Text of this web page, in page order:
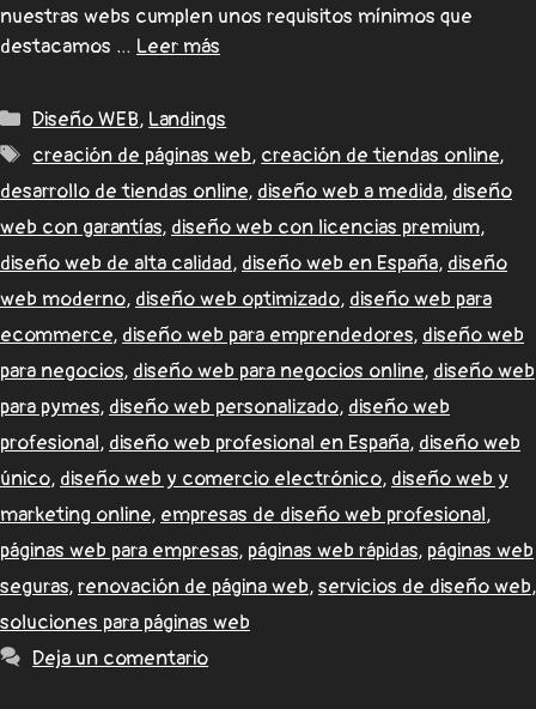
nuestras webs cumplen unos requisitos mínimos que
destacamos … Leer más
Diseño WEB, Landings
creación de páginas web, creación de tiendas online,
desarrollo de tiendas online, diseño web a medida, diseño
web con garantías, diseño web con licencias premium,
diseño web de alta calidad, diseño web en España, diseño
web moderno, diseño web optimizado, diseño web para
ecommerce, diseño web para emprendedores, diseño web
para negocios, diseño web para negocios online, diseño web
para pymes, diseño web personalizado, diseño web
profesional, diseño web profesional en España, diseño web
único, diseño web y comercio electrónico, diseño web y
marketing online, empresas de diseño web profesional,
páginas web para empresas, páginas web rápidas, páginas web
seguras,renovación de página web,servicios de diseño web,
soluciones para páginas web
Deja un comentario